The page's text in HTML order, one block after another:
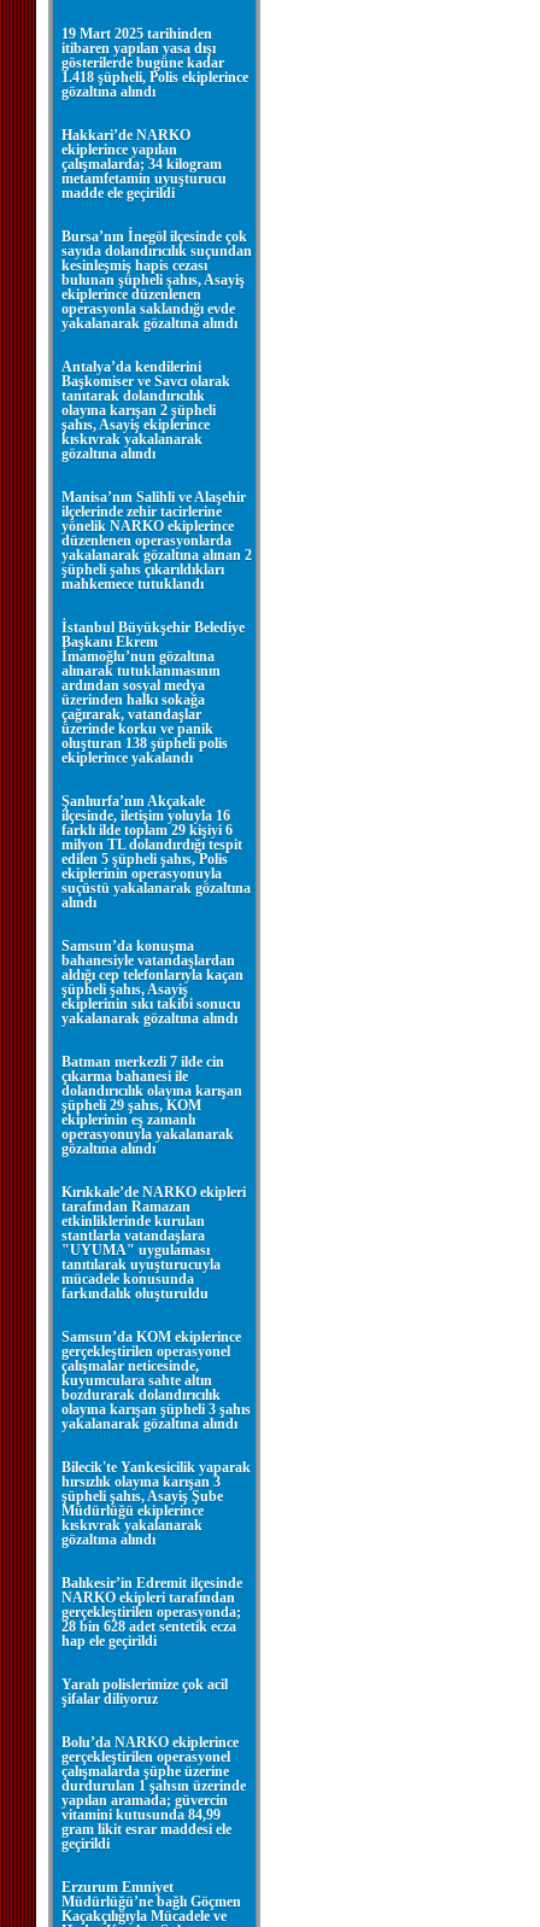
19 Mart 2025 tarihinden
itibaren yapılan yasa dışı
gösterilerde bugüne kadar
1.418 şüpheli, Polis ekiplerince
gözaltına alındı
Hakkari’de NARKO
ekiplerince yapılan
çalışmalarda; 34 kilogram
metamfetamin uyuşturucu
madde ele geçirildi
Bursa’nın İnegöl ilçesinde çok
sayıda dolandırıcılık suçundan
kesinleşmiş hapis cezası
bulunan şüpheli şahıs, Asayiş
ekiplerince düzenlenen
operasyonla saklandığı evde
yakalanarak gözaltına alındı
Antalya’da kendilerini
Başkomiser ve Savcı olarak
tanıtarak dolandırıcılık
olayına karışan 2 şüpheli
şahıs, Asayiş ekiplerince
kıskıvrak yakalanarak
gözaltına alındı
Manisa’nın Salihli ve Alaşehir
ilçelerinde zehir tacirlerine
yönelik NARKO ekiplerince
düzenlenen operasyonlarda
yakalanarak gözaltına alınan 2
şüpheli şahıs çıkarıldıkları
mahkemece tutuklandı
İstanbul Büyükşehir Belediye
Başkanı Ekrem
İmamoğlu’nun gözaltına
alınarak tutuklanmasının
ardından sosyal medya
üzerinden halkı sokağa
çağırarak, vatandaşlar
üzerinde korku ve panik
oluşturan 138 şüpheli polis
ekiplerince yakalandı
Şanlıurfa’nın Akçakale
ilçesinde, iletişim yoluyla 16
farklı ilde toplam 29 kişiyi 6
milyon TL dolandırdığı tespit
edilen 5 şüpheli şahıs, Polis
ekiplerinin operasyonuyla
suçüstü yakalanarak gözaltına
alındı
Samsun’da konuşma
bahanesiyle vatandaşlardan
aldığı cep telefonlarıyla kaçan
şüpheli şahıs, Asayiş
ekiplerinin sıkı takibi sonucu
yakalanarak gözaltına alındı
Batman merkezli 7 ilde cin
çıkarma bahanesi ile
dolandırıcılık olayına karışan
şüpheli 29 şahıs, KOM
ekiplerinin eş zamanlı
operasyonuyla yakalanarak
gözaltına alındı
Kırıkkale’de NARKO ekipleri
tarafından Ramazan
etkinliklerinde kurulan
stantlarla vatandaşlara
"UYUMA" uygulaması
tanıtılarak uyuşturucuyla
mücadele konusunda
farkındalık oluşturuldu
Samsun’da KOM ekiplerince
gerçekleştirilen operasyonel
çalışmalar neticesinde,
kuyumculara sahte altın
bozdurarak dolandırıcılık
olayına karışan şüpheli 3 şahıs
yakalanarak gözaltına alındı
Bilecik'te Yankesicilik yaparak
hırsızlık olayına karışan 3
şüpheli şahıs, Asayiş Şube
Müdürlüğü ekiplerince
kıskıvrak yakalanarak
gözaltına alındı
Balıkesir’in Edremit ilçesinde
NARKO ekipleri tarafından
gerçekleştirilen operasyonda;
28 bin 628 adet sentetik ecza
hap ele geçirildi
Yaralı polislerimize çok acil
şifalar diliyoruz
Bolu’da NARKO ekiplerince
gerçekleştirilen operasyonel
çalışmalarda şüphe üzerine
durdurulan 1 şahsın üzerinde
yapılan aramada; güvercin
vitamini kutusunda 84,99
gram likit esrar maddesi ele
geçirildi
Erzurum Emniyet
Müdürlüğü’ne bağlı Göçmen
Kaçakçılığıyla Mücadele ve